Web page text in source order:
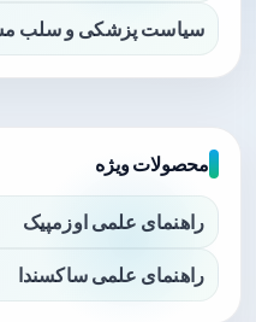
سیاست پزشکی و سلب
محصولات ویژه
راهنمای علمی اوزمپیک
راهنمای علمی ساکسندا